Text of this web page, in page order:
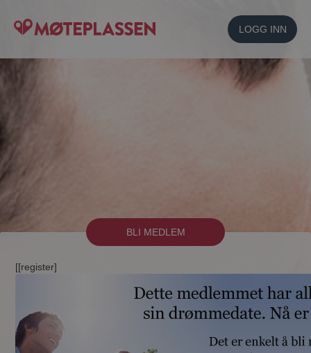
LOGG INN
BLI MEDLEM
[[register]